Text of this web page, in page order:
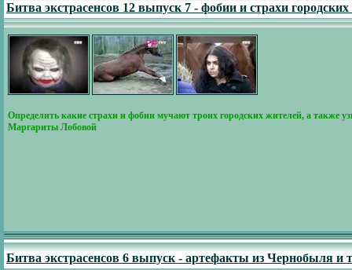
Битва экстрасенсов 12 выпуск 7 - фобии и страхи
Определить какие страхи и фобии мучают троих городских жителей, а также
Маргариты Лобовой
Битва экстрасенсов 6 выпуск - артефакты из Чернобыля